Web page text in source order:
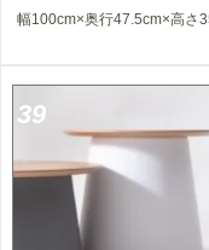
幅100cm×奥行47.5cm×高さ
39